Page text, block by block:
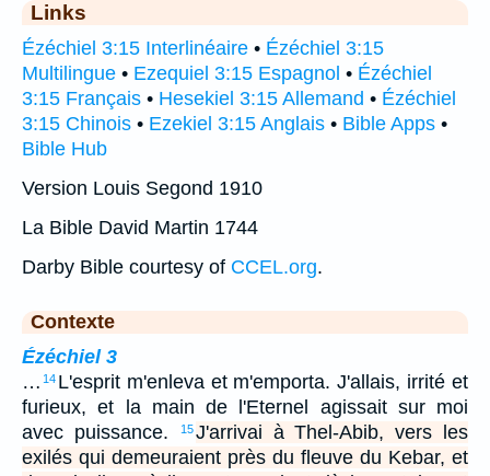
Links
Ézéchiel 3:15 Interlinéaire • Ézéchiel 3:15
Multilingue • Ezequiel 3:15 Espagnol • Ézéchiel
3:15 Français • Hesekiel 3:15 Allemand • Ézéchiel
3:15 Chinois • Ezekiel 3:15 Anglais • Bible Apps •
Bible Hub
Version Louis Segond 1910
La Bible David Martin 1744
Darby Bible courtesy of CCEL.org.
Contexte
Ézéchiel 3
… 14 L'esprit m'enleva et m'emporta. J'allais, irrité et
furieux, et la main de l'Eternel agissait sur moi
avec puissance.
15J'arrivai à Thel-Abib, vers les
exilés qui demeuraient près du fleuve du Kebar, et